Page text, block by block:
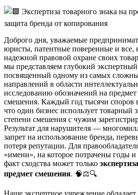
Доброго дня, уважаемые
юристы, патентные поверенные и все,
надежной правовой охране своих
мы представляем глубокий
посвященный одному из самых
направлений в области
исследованию обозначений на предмет
смешения. Каждый год тысячи споров
что один бизнес использует товарный
степени смешения с чужим
Результат для нарушителя —
запрет на использование бренда,
потеря репутации. Для
«имени», на которое потрачены годы
факт сходства может только
предмет смешения. 🧠⚖️🔍